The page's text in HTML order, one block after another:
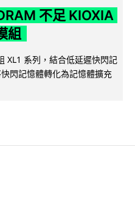
不足 KIOXIA
組
XL1 系列，結合低延遲快閃記
閃記憶體轉化為記憶體擴充